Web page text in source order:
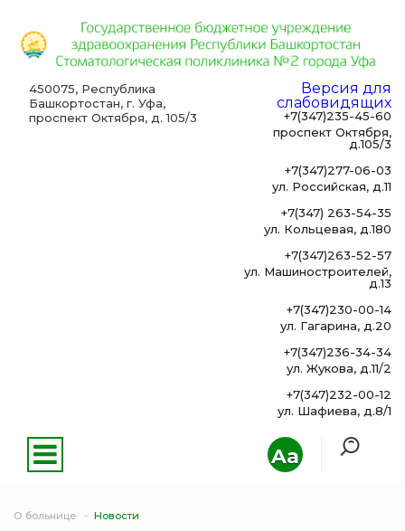
Aa
450075, Республика
Башкортостан, г. Уфа,
проспект Октября, д. 105/3
Версия для
слабовидящих
+7(347)235-45-60
проспект Октября,
д.105/3
+7(347)277-06-03
ул. Российская, д.11
+7(347) 263-54-35
ул. Кольцевая, д.180
+7(347)263-52-57
ул. Машиностроителей,
д.13
+7(347)230-00-14
ул. Гагарина, д.20
+7(347)236-34-34
ул. Жукова, д.11/2
+7(347)232-00-12
ул. Шафиева, д.8/1
О больнице Новости